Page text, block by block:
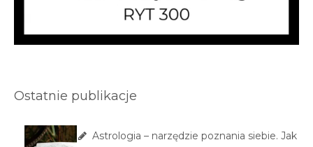
Ostatnie publikacje
Astrologia – narzędzie poznania siebie. Jak